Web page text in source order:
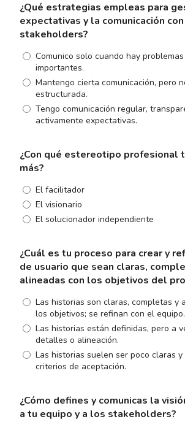
¿Qué estrategias empleas para
expectativas y la comunicación
stakeholders?
Comunico solo cuando hay
importantes.
Mantengo cierta comunicación, pero
estructurada.
Tengo comunicación regular,
activamente expectativas.
¿Con qué estereotipo profesional
más?
El facilitador
El visionario
El solucionador independiente
¿Cuál es tu proceso para crear y
de usuario que sean claras,
alineadas con los objetivos del
Las historias son claras, completas y
los objetivos; se refinan con el equipo.
Las historias están definidas, pero a
detalles o alineación.
Las historias suelen ser poco claras y
criterios de aceptación.
¿Cómo defines y comunicas la
a tu equipo y a los stakeholders?